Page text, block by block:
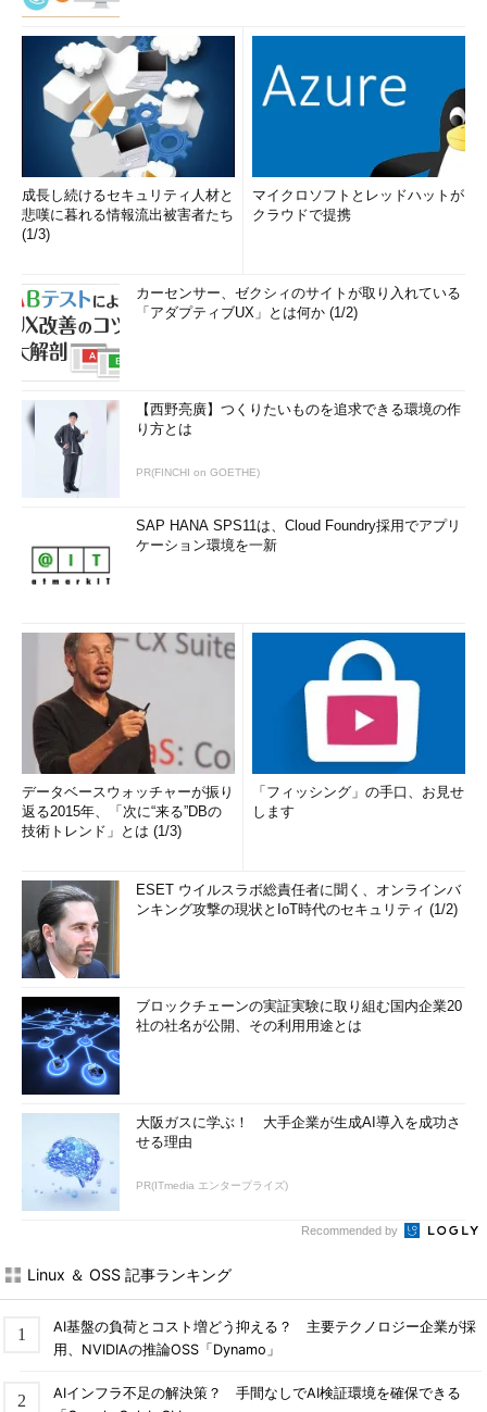
成長し続けるセキュリティ人材と
悲嘆に暮れる情報流出被害者たち
(1/3)
マイクロソフトとレッドハットが
クラウドで提携
カーセンサー、ゼクシィのサイトが取り入れている
「アダプティブUX」とは何か (1/2)
【西野亮廣】つくりたいものを追求できる環境の作
り方とは
PR(FINCHI on GOETHE)
SAP HANA SPS11は、Cloud Foundry採用でアプリ
ケーション環境を一新
データベースウォッチャーが振り
返る2015年、「次に“来る”DBの
技術トレンド」とは (1/3)
「フィッシング」の手口、お見せ
します
ESET ウイルスラボ総責任者に聞く、オンラインバ
ンキング攻撃の現状とIoT時代のセキュリティ (1/2)
ブロックチェーンの実証実験に取り組む国内企業20
社の社名が公開、その利用用途とは
大阪ガスに学ぶ！ 大手企業が生成AI導入を成功さ
せる理由
PR(ITmedia エンタープライズ)
Recommended by
Linux ＆ OSS 記事ランキング
AI基盤の負荷とコスト増どう抑える？ 主要テクノロジー企業が採
用、NVIDIAの推論OSS「Dynamo」
AIインフラ不足の解決策？ 手間なしでAI検証環境を確保できる